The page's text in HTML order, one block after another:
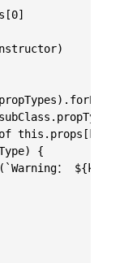
this.props[key]
{
： ${key}